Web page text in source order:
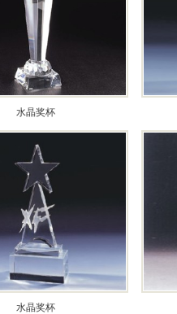
水晶奖杯
水晶奖杯